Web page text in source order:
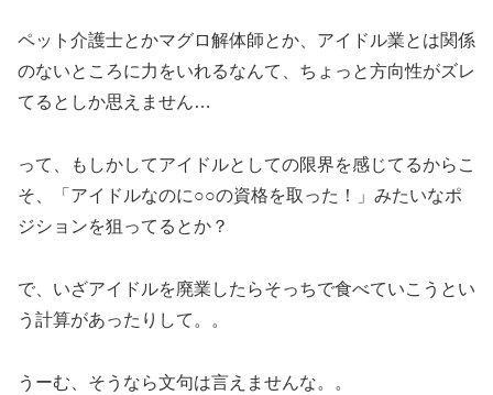
ペット介護士とかマグロ解体師とか、アイドル業とは関係
のないところに力をいれるなんて、ちょっと方向性がズレ
てるとしか思えません…
って、もしかしてアイドルとしての限界を感じてるからこ
そ、「アイドルなのに○○の資格を取った！」みたいなポ
ジションを狙ってるとか？
で、いざアイドルを廃業したらそっちで食べていこうとい
う計算があったりして。。
うーむ、そうなら文句は言えませんな。。